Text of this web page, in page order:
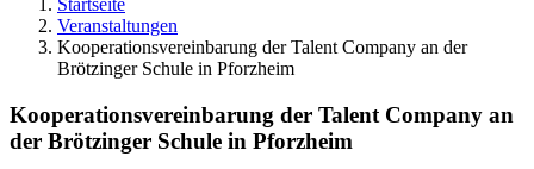
Startseite
Veranstaltungen
Kooperationsvereinbarung der Talent Company an der
Brötzinger Schule in Pforzheim
Kooperationsvereinbarung der Talent Company an
der Brötzinger Schule in Pforzheim